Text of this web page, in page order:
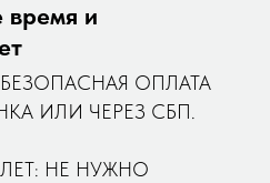
время и
ОПЛАТА
ИЛИ ЧЕРЕЗ СБП.
НЕ НУЖНО